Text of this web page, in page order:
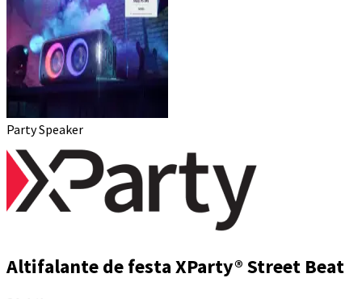
Party Speaker
Altifalante de festa XParty® Street Beat